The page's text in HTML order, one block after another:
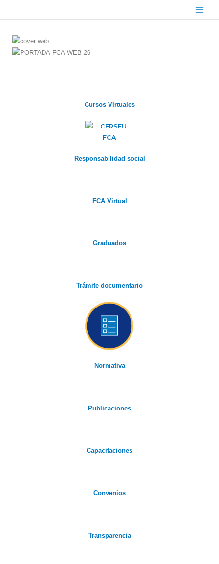
Main
Cursos Virtuales
Responsabilidad social
FCA Virtual
Graduados
Trámite documentario
Normativa
Publicaciones
Capacitaciones
Convenios
Transparencia